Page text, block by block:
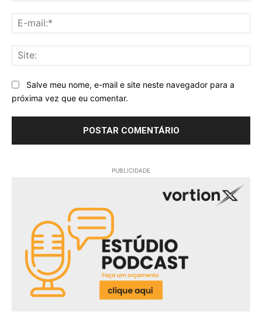
Salve meu nome, e-mail e site neste navegador para a
próxima vez que eu comentar.
PUBLICIDADE